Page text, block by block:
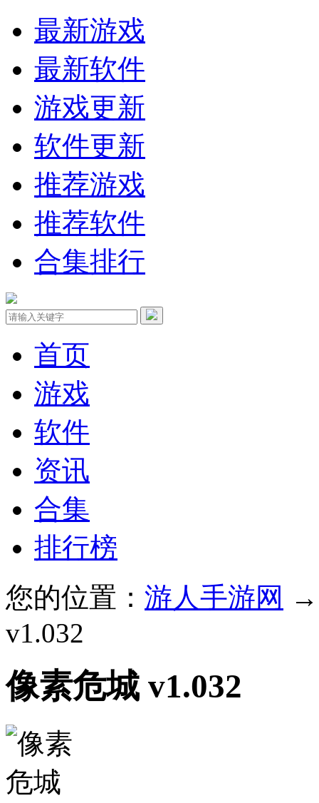
最新游戏
最新软件
游戏更新
软件更新
推荐游戏
推荐软件
合集排行
首页
游戏
软件
资讯
合集
排行榜
您的位置： 游人手游网
v1.032
像素危城 v1.032